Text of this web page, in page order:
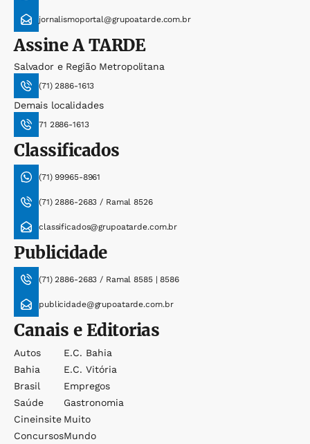
jornalismoportal@grupoatarde.com.br
AssineA TARDE
Salvador e Região Metropolitana
(71) 2886-1613
Demais localidades
71 2886-1613
Classificados
(71) 99965-8961
(71) 2886-2683 / Ramal 8526
classificados@grupoatarde.com.br
Publicidade
(71) 2886-2683 / Ramal 8585 | 8586
publicidade@grupoatarde.com.br
Canais e Editorias
Autos
Bahia
Brasil
Saúde
Cineinsite
Concursos
E.c. Bahia
E.c. Vitória
Empregos
Gastronomia
Muito
Mundo